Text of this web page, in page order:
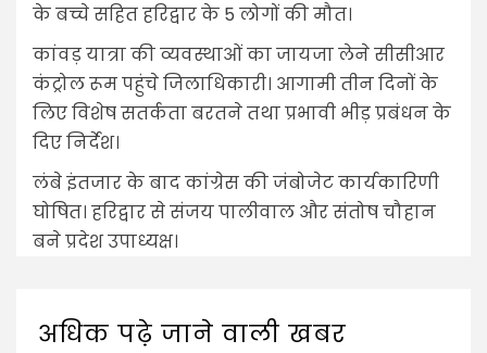
के बच्चे सहित हरिद्वार के 5 लोगों की मौत।
कांवड़ यात्रा की व्यवस्थाओं का जायजा लेने सीसीआर
कंट्रोल रूम पहुंचे जिलाधिकारी। आगामी तीन दिनों के
लिए विशेष सतर्कता बरतने तथा प्रभावी भीड़ प्रबंधन के
दिए निर्देश।
लंबे इंतजार के बाद कांग्रेस की जंबोजेट कार्यकारिणी
घोषित। हरिद्वार से संजय पालीवाल और संतोष चौहान
बने प्रदेश उपाध्यक्ष।
अधिक पढ़े जाने वाली खबर